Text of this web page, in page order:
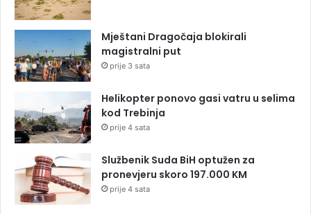
Mještani Dragočaja blokirali
magistralni put
prije 3 sata
Helikopter ponovo gasi vatru u selima
kod Trebinja
prije 4 sata
Službenik Suda BiH optužen za
pronevjeru skoro 197.000 KM
prije 4 sata